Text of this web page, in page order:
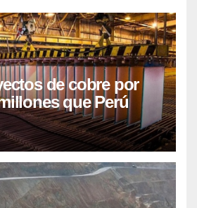
de cobre por
que Perú